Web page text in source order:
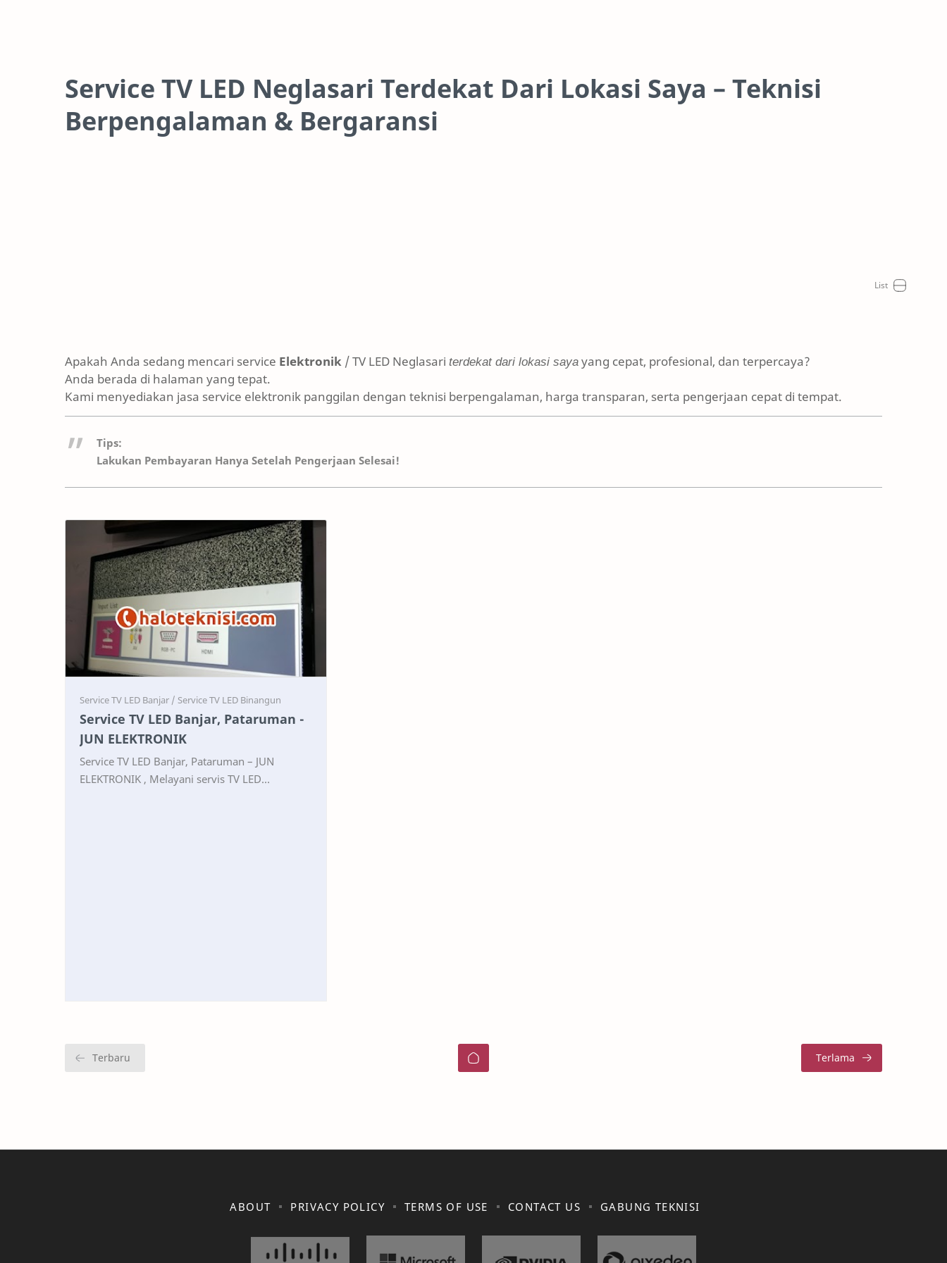
Service TV LED Neglasari Terdekat Dari Lokasi Saya – Teknisi
Berpengalaman & Bergaransi
Apakah Anda sedang mencari service Elektronik / TV LED Neglasari terdekat dari lokasi sayayang cepat, profesional, dan terpercaya?
Anda berada di halaman yang tepat.
Kami menyediakan jasa service elektronik panggilan dengan teknisi berpengalaman, harga transparan, serta pengerjaan cepat di tempat.
Tips:
Lakukan Pembayaran Hanya Setelah Pengerjaan Selesai!
Service Service
Service TV LED Banjar, Pataruman -
JUN ELEKTRONIK
Service TV LED Banjar, Pataruman – JUN
ELEKTRONIK , Melayani servis TV LED
ABOUT PRIVACY POLICY TERMS OF USE CONTACT US GABUNG TEKNISI